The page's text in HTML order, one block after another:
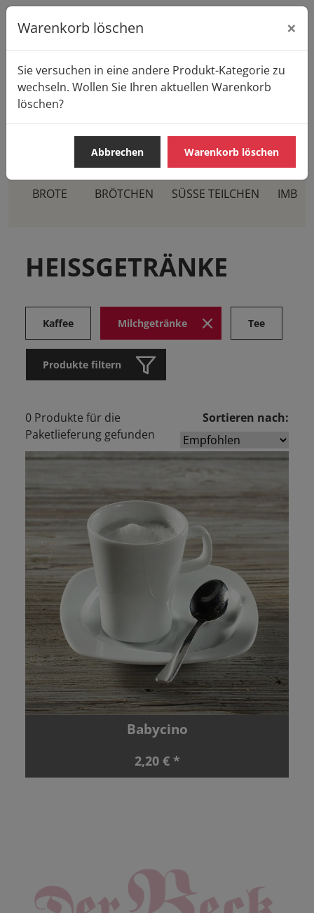
Warenkorb löschen ×
Sie versuchen in eine andere Produkt-Kategorie zu
wechseln. Wollen Sie Ihren aktuellen Warenkorb
löschen?
Abbrechen Warenkorb löschen
Startseite Produkte
Casa Pane
HEISSGETRÄNKE
BROTE BRÖTCHEN SÜSSE TEILCHEN
HEISSGETRÄNKE
Kaffee Milchgetränke Tee
Produkte filtern
0 Produkte für die
Paketlieferung gefunden
Sortieren nach:
Babycino
2,20 € *